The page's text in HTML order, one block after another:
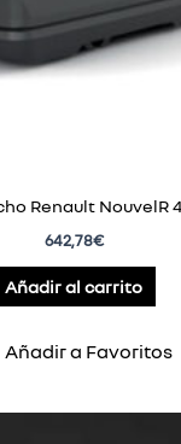
Renault NouvelR
642,78€
Añadir al carrito
Añadir a Favoritos